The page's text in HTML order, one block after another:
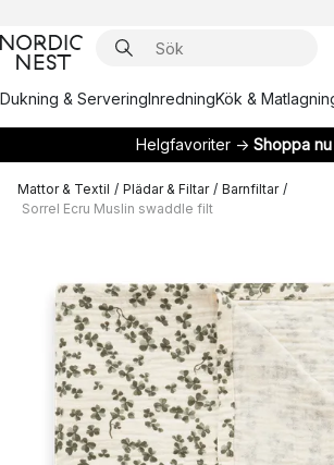
Dukning & ServeringInredningKök &
Helgfavoriter → Shoppa nu
Mattor & Textil / Plädar & Filtar / Barnfiltar /
Sorrel Ecru Muslin swaddle filt